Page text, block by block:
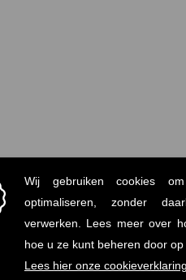
Gerelateerde